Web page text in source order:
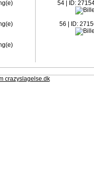
54 | ID:
56 | ID:
crazyslagelse.dk